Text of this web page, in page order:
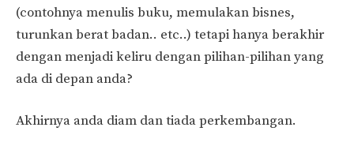
(contohnya menulis buku, memulakan bisnes,
turunkan berat badan.. etc..) tetapi hanya berakhir
dengan menjadi keliru dengan pilihan-pilihan yang
ada di depan anda?
Akhirnya anda diam dan tiada perkembangan.